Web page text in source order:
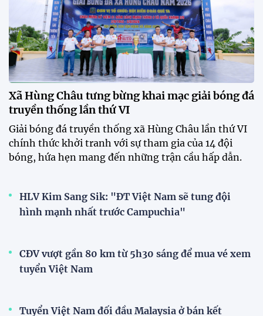
20:58 26/07/2026
Tài Lộc trở lại, ĐT Việt Nam
"khổ luyện" dưới nắng gắt tại
Hà Nội
12:12 26/07/2026
HLV Kim Sang-sik: "Tuyển Việt
Nam sẽ mang sự tự tin này vào
23:26 24/07/2026
V-League